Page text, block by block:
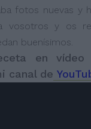
fotos nuevas y
vosotros y os
buenísimos.
en
canal de